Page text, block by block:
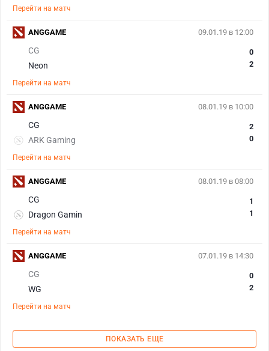
Перейти на матч
09.01.19 в 12:00
CG
Neon
0
2
Перейти на матч
ANGGAME
08.01.19 в 10:00
CG
ARK Gaming
2
0
Перейти на матч
ANGGAME
08.01.19 в 08:00
CG
Dragon Gamin
1
1
Перейти на матч
ANGGAME
07.01.19 в 14:30
CG
WG
0
2
Перейти на матч
ANGGAME
ПОКАЗАТЬ ЕЩЕ